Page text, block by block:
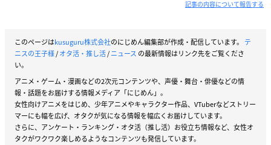
記事の内容について報告する
このページはkusuguru株式会社のにじめん編集部が作成・配信しています。 テ
ニスの王子様/オタ活・推し活/ニュース の最新情報はリンク先をご覧くださ
い。
アニメ・ゲーム・漫画などの2次元コンテンツや、声優・舞台・俳優などの情
報・話題をお届けする情報メディア「にじめん」。
女性向けアニメをはじめ、少年アニメやキャラクター作品、VTuberなどストリー
マーにも幅を広げ、オタクが気になる情報を幅広くお届けしています。
さらに、アンケート・ランキング・オタ活（推し活）お役立ち情報など、女性オ
タクがワクワク楽しめるようなコンテンツも発信しています。